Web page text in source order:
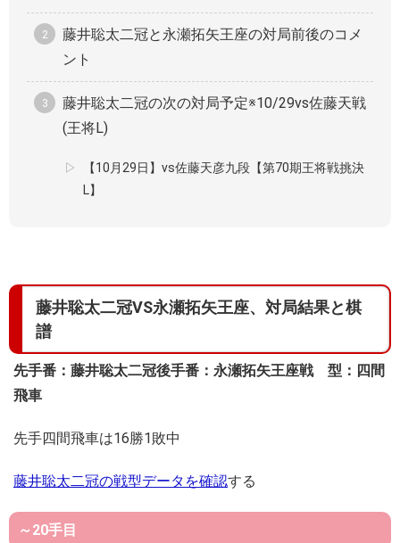
藤井聡太二冠と永瀬拓矢王座の対局前後のコメ
ント
藤井聡太二冠の次の対局予定※10/29vs佐藤天戦
(王将L)
【10月29日】vs佐藤天彦九段【第70期王将戦挑決
L】
藤井聡太二冠VS永瀬拓矢王座、対局結果と棋
譜
先手番：藤井聡太二冠後手番：永瀬拓矢王座戦 型：四間
飛車
先手四間飛車は16勝1敗中
藤井聡太二冠の戦型データを確認する
～20手目